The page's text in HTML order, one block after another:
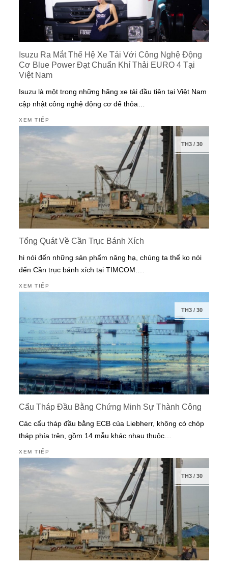
Isuzu Ra Mắt Thế Hệ Xe Tải Với Công Nghệ Động
Cơ Blue Power Đạt Chuẩn Khí Thải EURO 4 Tại
Việt Nam
Isuzu là một trong những hãng xe tải đầu tiên tại Việt Nam
cập nhật công nghệ động cơ để thỏa…
XEM TIẾP
TH3/ 30
Tổng Quát Về Cần Trục Bánh Xích
hi nói đến những sản phẩm nâng hạ, chúng ta thể ko nói
đến Cần trục bánh xích tại TIMCOM.…
XEM TIẾP
TH3/ 30
Cẩu Tháp Đầu Bằng Chứng Minh Sự Thành Công
Các cẩu tháp đầu bằng ECB của Liebherr, không có chóp
tháp phía trên, gồm 14 mẫu khác nhau thuộc…
XEM TIẾP
TH3/ 30